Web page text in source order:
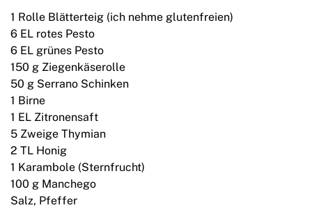
1 Rolle Blätterteig (ich nehme glutenfreien)
6 EL rotes Pesto
6 EL grünes Pesto
150 g Ziegenkäserolle
50 g Serrano Schinken
1 Birne
1 EL Zitronensaft
5 Zweige Thymian
2 TL Honig
1 Karambole (Sternfrucht)
100 g Manchego
Salz, Pfeffer